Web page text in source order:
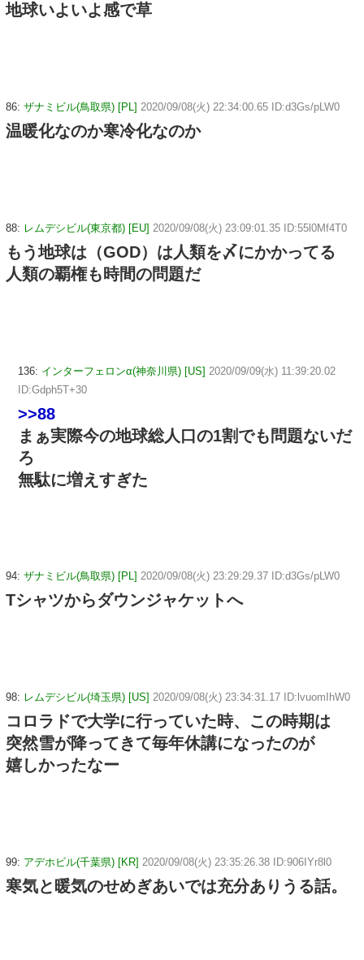
地球いよいよ感で草
86: ザナミビル(鳥取県) [PL] 2020/09/08(火) 22:34:00.65 ID:d3Gs/pLW0
温暖化なのか寒冷化なのか
88: レムデシビル(東京都) [EU] 2020/09/08(火) 23:09:01.35 ID:55l0Mf4T0
もう地球は（GOD）は人類を〆にかかってる
人類の覇権も時間の問題だ
136: インターフェロンα(神奈川県) [US] 2020/09/09(水) 11:39:20.02
ID:Gdph5T+30
>>88
まぁ実際今の地球総人口の1割でも問題ないだ
ろ
無駄に増えすぎた
94: ザナミビル(鳥取県) [PL] 2020/09/08(火) 23:29:29.37 ID:d3Gs/pLW0
Tシャツからダウンジャケットへ
98: レムデシビル(埼玉県) [US] 2020/09/08(火) 23:34:31.17 ID:lvuomIhW0
コロラドで大学に行っていた時、この時期は
突然雪が降ってきて毎年休講になったのが
嬉しかったなー
99: アデホビル(千葉県) [KR] 2020/09/08(火) 23:35:26.38 ID:906IYr8l0
寒気と暖気のせめぎあいでは充分ありうる話。